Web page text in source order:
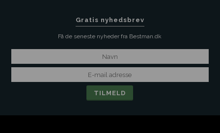
Gratis nyhedsbrev
Få de seneste nyheder fra Bestman.dk